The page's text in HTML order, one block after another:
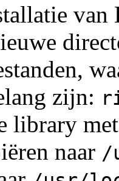
zijn:
library
naar /